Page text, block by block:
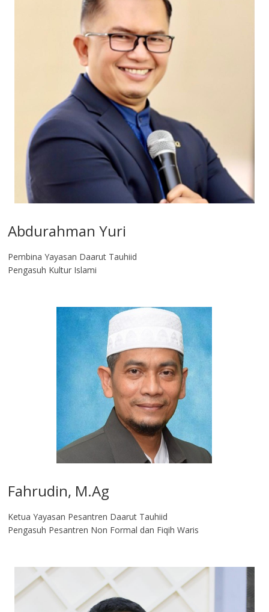
Abdurahman Yuri
Pembina Yayasan Daarut Tauhiid
Pengasuh Kultur Islami
Fahrudin, M.Ag​
Ketua Yayasan Pesantren Daarut Tauhiid
Pengasuh Pesantren Non Formal dan Fiqih Waris